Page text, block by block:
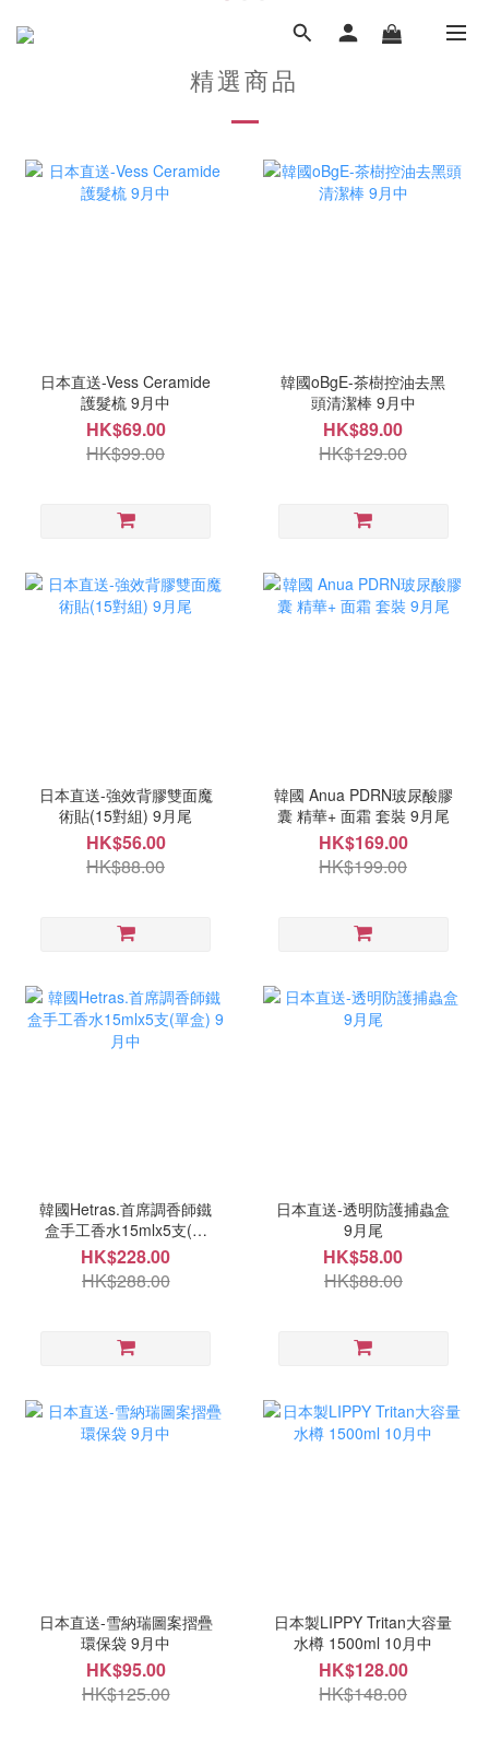
精選商品
日本直送-Vess Ceramide
護髮梳 9月中
HK$69.00
HK$99.00
韓國oBgE-茶樹控油去黑
頭清潔棒 9月中
HK$89.00
HK$129.00
日本直送-強效背膠雙面魔
術貼(15對組) 9月尾
HK$56.00
HK$88.00
韓國 Anua PDRN玻尿酸膠
囊 精華+ 面霜 套裝 9月尾
HK$169.00
HK$199.00
韓國Hetras.首席調香師鐵
盒手工香水15mlx5支(單
盒) 9月中
HK$228.00
HK$288.00
日本直送-透明防護捕蟲盒
9月尾
HK$58.00
HK$88.00
日本直送-雪納瑞圖案摺疊
環保袋 9月中
HK$95.00
HK$125.00
日本製LIPPY Tritan大容量
水樽 1500ml 10月中
HK$128.00
HK$148.00